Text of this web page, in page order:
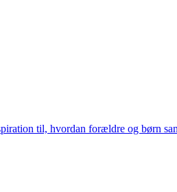
til, hvordan forældre og børn